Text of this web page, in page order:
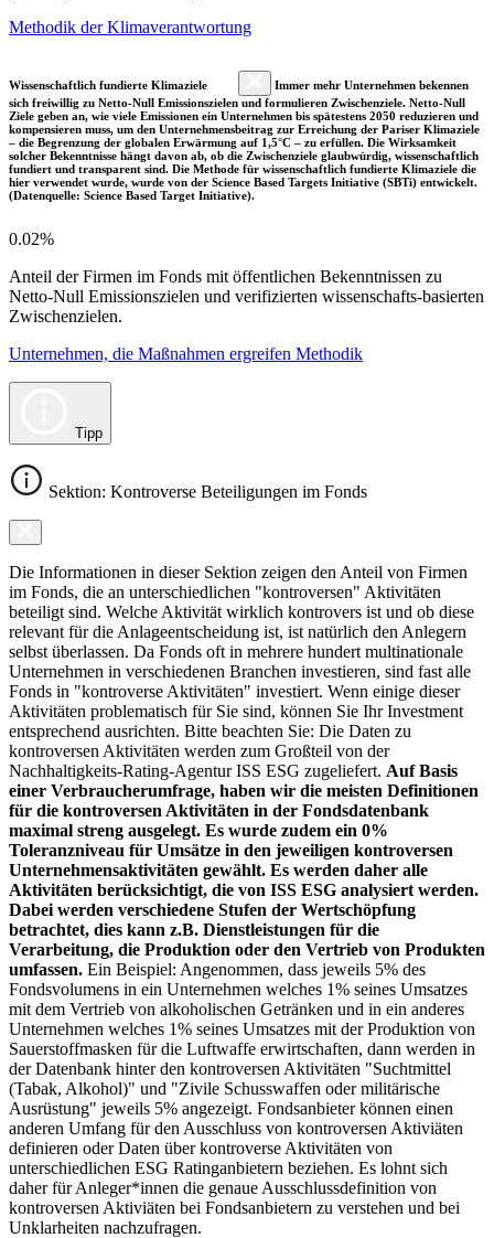
Methodik der Klimaverantwortung
Wissenschaftlich fundierte Klimaziele
Immer mehr Unternehmen bekennen
sich freiwillig zu Netto-Null Emissionszielen und formulieren Zwischenziele. Netto-Null
Ziele geben an, wie viele Emissionen ein Unternehmen bis spätestens 2050 reduzieren und
kompensieren muss, um den Unternehmensbeitrag zur Erreichung der Pariser Klimaziele
– die Begrenzung der globalen Erwärmung auf 1,5°C – zu erfüllen. Die Wirksamkeit
solcher Bekenntnisse hängt davon ab, ob die Zwischenziele glaubwürdig, wissenschaftlich
fundiert und transparent sind. Die Methode für wissenschaftlich fundierte Klimaziele die
hier verwendet wurde, wurde von der Science Based Targets Initiative (SBTi) entwickelt.
(Datenquelle: Science Based Target Initiative).
0.02%
Anteil der Firmen im Fonds mit öffentlichen Bekenntnissen zu
Netto-Null Emissionszielen und verifizierten wissenschafts-basierten
Zwischenzielen.
Unternehmen, die Maßnahmen ergreifen Methodik
Tipp
Sektion: Kontroverse Beteiligungen im Fonds
Die Informationen in dieser Sektion zeigen den Anteil von Firmen
im Fonds, die an unterschiedlichen "kontroversen" Aktivitäten
beteiligt sind. Welche Aktivität wirklich kontrovers ist und ob diese
relevant für die Anlageentscheidung ist, ist natürlich den Anlegern
selbst überlassen. Da Fonds oft in mehrere hundert multinationale
Unternehmen in verschiedenen Branchen investieren, sind fast alle
Fonds in "kontroverse Aktivitäten" investiert. Wenn einige dieser
Aktivitäten problematisch für Sie sind, können Sie Ihr Investment
entsprechend ausrichten. Bitte beachten Sie: Die Daten zu
kontroversen Aktivitäten werden zum Großteil von der
Nachhaltigkeits-Rating-Agentur ISS ESG zugeliefert. Auf Basis
einer Verbraucherumfrage, haben wir die meisten Definitionen
für die kontroversen Aktivitäten in der Fondsdatenbank
maximal streng ausgelegt. Es wurde zudem ein 0%
Toleranzniveau für Umsätze in den jeweiligen kontroversen
Unternehmensaktivitäten gewählt. Es werden daher alle
Aktivitäten berücksichtigt, die von ISS ESG analysiert werden.
Dabei werden verschiedene Stufen der Wertschöpfung
betrachtet, dies kann z.B. Dienstleistungen für die
Verarbeitung, die Produktion oder den Vertrieb von Produkten
umfassen. Ein Beispiel: Angenommen, dass jeweils 5% des
Fondsvolumens in ein Unternehmen welches 1% seines Umsatzes
mit dem Vertrieb von alkoholischen Getränken und in ein anderes
Unternehmen welches 1% seines Umsatzes mit der Produktion von
Sauerstoffmasken für die Luftwaffe erwirtschaften, dann werden in
der Datenbank hinter den kontroversen Aktivitäten "Suchtmittel
(Tabak, Alkohol)" und "Zivile Schusswaffen oder militärische
Ausrüstung" jeweils 5% angezeigt. Fondsanbieter können einen
anderen Umfang für den Ausschluss von kontroversen Aktiviäten
definieren oder Daten über kontroverse Aktivitäten von
unterschiedlichen ESG Ratinganbietern beziehen. Es lohnt sich
daher für Anleger*innen die genaue Ausschlussdefinition von
kontroversen Aktiviäten bei Fondsanbietern zu verstehen und bei
Unklarheiten nachzufragen.